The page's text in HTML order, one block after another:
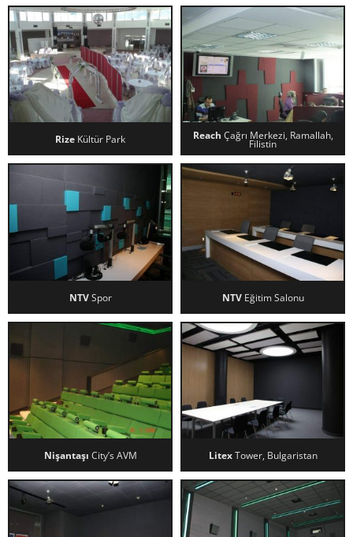
TEB, ÜMRANIYE SÜLEYMAN ŞAH ÜNIVERSITESI
RIZE KÜLTÜR PARK
Rize Kültür Park
REACH ÇAĞRI MERKEZI,
RAMALLAH, FILISTIN
Reach Çağrı Merkezi, Ramallah,
Filistin
NTV SPOR
NTVSpor
NTV EĞITIM SALONU
NTVEğitim Salonu
NIŞANTAŞI CITY’S AVM
Nişantaşı City’s AVM
LITEX TOWER, BULGARISTAN
LitexTower, Bulgaristan